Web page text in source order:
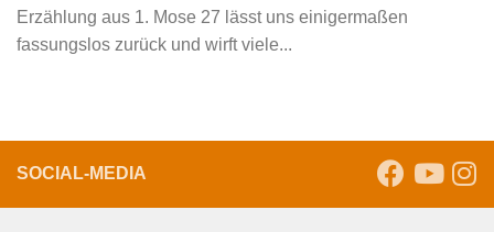
Erzählung aus 1. Mose 27 lässt uns einigermaßen
fassungslos zurück und wirft viele...
SOCIAL-MEDIA